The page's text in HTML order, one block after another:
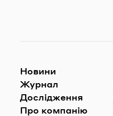
Новини
Журнал
Дослідження
Про компанію